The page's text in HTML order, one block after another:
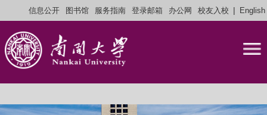
信息公开 图书馆 服务指南 登录邮箱 办公网 校友入校 | English